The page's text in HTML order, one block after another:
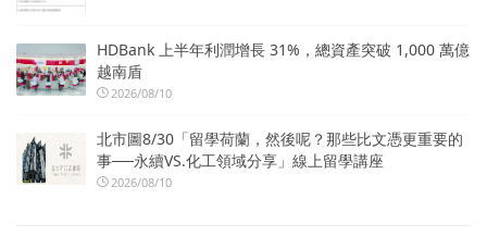
HDBank 上半年利潤增長 31%，總資產突破 1,000 萬億
越南盾
2026/08/10
北市圖8/30「留學荷蘭，然後呢？那些比文憑更重要的
事──永續VS.化工領域分享」線上留學講座
2026/08/10